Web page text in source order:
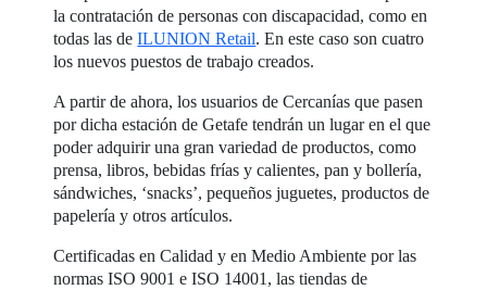
la contratación de personas con discapacidad, como en
todas las deILUNION Retail. En este caso son cuatro
los nuevos puestos de trabajo creados.
A partir de ahora, los usuarios de Cercanías que pasen
por dicha estación de Getafe tendrán un lugar en el que
poder adquirir una gran variedad de productos, como
prensa, libros, bebidas frías y calientes, pan y bollería,
sándwiches, ‘snacks’, pequeños juguetes, productos de
papelería y otros artículos.
Certificadas en Calidad y en Medio Ambiente por las
normas ISO 9001 e ISO 14001, las tiendas de